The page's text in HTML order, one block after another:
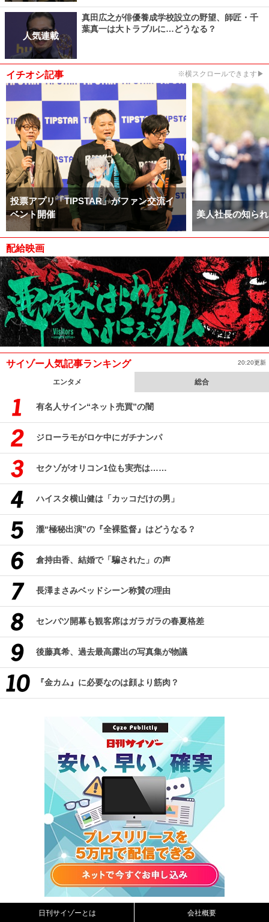
人気連載
真田広之が俳優養成学校設立の野望、師匠・千
葉真一は大トラブルに…どうなる？
イチオシ記事 ※横スクロールできます▶
投票アプリ「TIPSTAR」がファン交流イ
ベント開催
美人社長の知ら
配給映画
サイゾー人気記事ランキング 20:20更新
エンタメ 総合
有名人サイン“ネット売買”の闇
ジローラモがロケ中にガチナンパ
セクゾがオリコン1位も実売は……
ハイスタ横山健は「カッコだけの男」
瀧“極秘出演”の『全裸監督』はどうなる？
倉持由香、結婚で「騙された」の声
長澤まさみベッドシーン称賛の理由
センバツ開幕も観客席はガラガラの春夏格差
後藤真希、過去最高露出の写真集が物議
『金カム』に必要なのは顔より筋肉？
日刊サイゾーとは 会社概要